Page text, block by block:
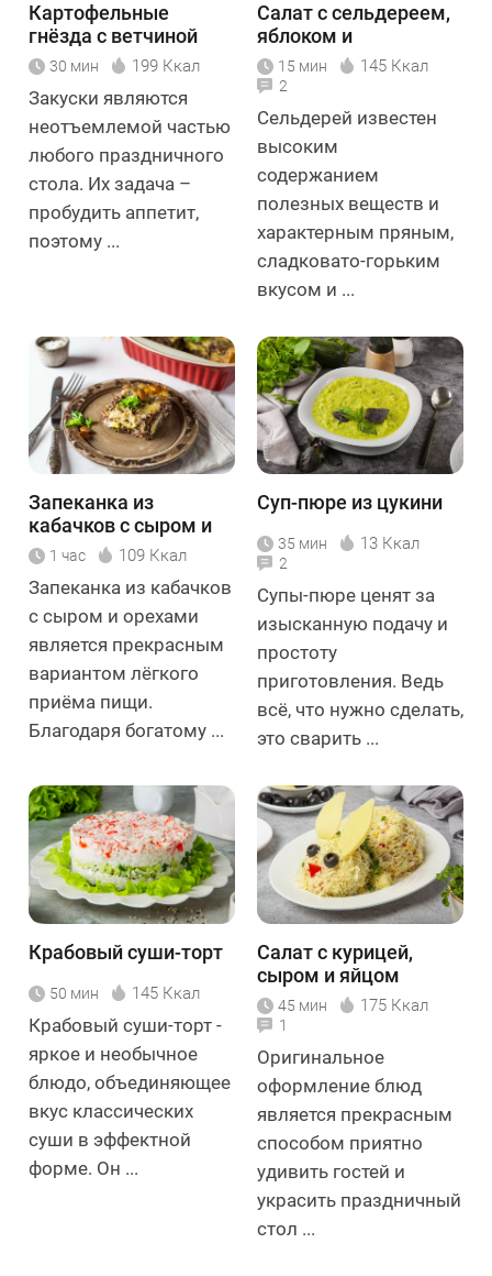
Картофельные
гнёзда с ветчиной
30 мин 199 Ккал
Закуски являются
неотъемлемой частью
любого праздничного
стола. Их задача –
пробудить аппетит,
поэтому ...
Салат с сельдереем,
яблоком и
виноградом
15 мин 145 Ккал
2
Сельдерей известен
высоким
содержанием
полезных веществ и
характерным пряным,
сладковато-горьким
вкусом и ...
Запеканка из
кабачков с сыром и
орехами
1 час 109 Ккал
Запеканка из кабачков
с сыром и орехами
является прекрасным
вариантом лёгкого
приёма пищи.
Благодаря богатому ...
Суп-пюре из цукини
35 мин 13 Ккал
2
Супы-пюре ценят за
изысканную подачу и
простоту
приготовления. Ведь
всё, что нужно сделать,
это сварить ...
Крабовый суши-торт
50 мин 145 Ккал
Крабовый суши-торт -
яркое и необычное
блюдо, объединяющее
вкус классических
суши в эффектной
форме. Он ...
Салат с курицей,
сыром и яйцом
«Кролик»
45 мин 175 Ккал
1
Оригинальное
оформление блюд
является прекрасным
способом приятно
удивить гостей и
украсить праздничный
стол ...